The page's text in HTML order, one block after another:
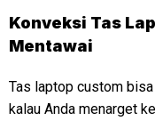
Konveksi Tas
Mentawai
Tas laptop custom
kalau Anda menarget